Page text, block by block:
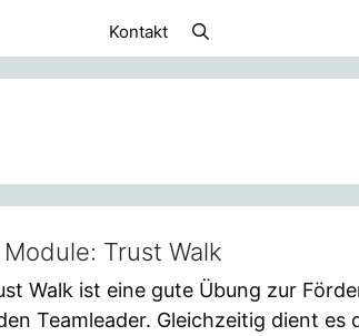
Kontakt
Trust Walk
Walk ist eine gute Übung zur
Teamleader. Gleichzeitig dient es